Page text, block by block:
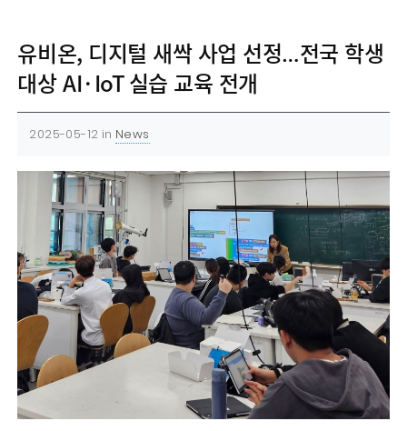
유비온, 디지털 새싹 사업 선정…전국 학생
대상 AI·IoT 실습 교육 전개
2025-05-12 in News